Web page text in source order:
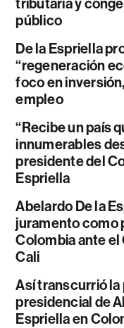
público
De la Espriella
“regeneración
foco en
empleo
“Recibe un país
innumerables
presidente del
Espriella
Abelardo De la
juramento como
Colombia ante
Cali
Así transcurrió la
presidencial de
Espriella en